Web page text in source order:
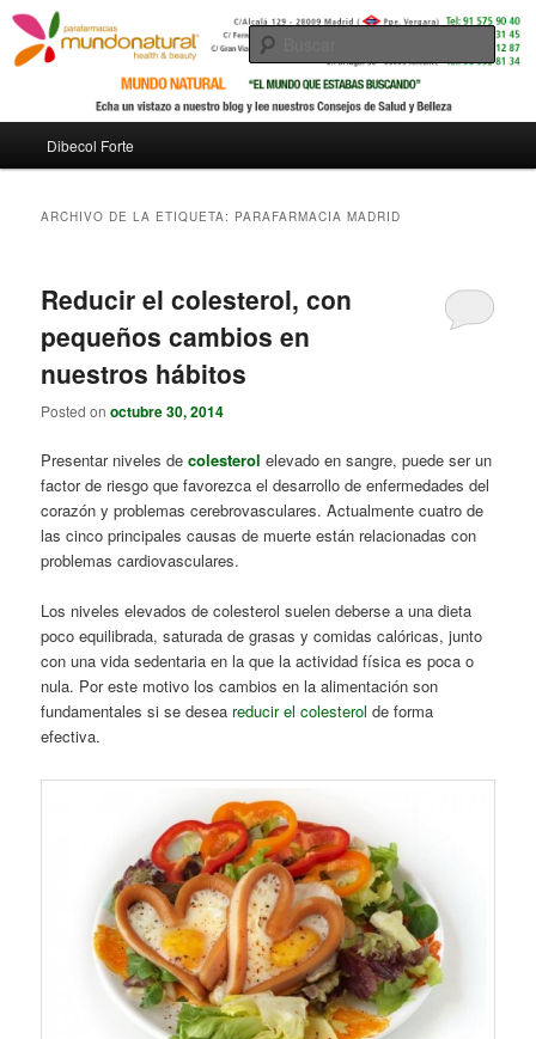
principal
Ir
principal
Ir
secundario
Dibecol Forte
ARCHIVO DE LA ETIQUETA: PARAFARMACIA MADRID
Reducir el colesterol, con
pequeños cambios en
nuestros hábitos
Posted onoctubre 30, 2014
Presentar niveles decolesterol elevado en sangre, puede ser un
factor de riesgo que favorezca el desarrollo de enfermedades del
corazón y problemas cerebrovasculares. Actualmente cuatro de
las cinco principales causas de muerte están relacionadas con
problemas cardiovasculares.
Los niveles elevados de colesterol suelen deberse a una dieta
poco equilibrada, saturada de grasas y comidas calóricas, junto
con una vida sedentaria en la que la actividad física es poca o
nula. Por este motivo los cambios en la alimentación son
fundamentales si se desea reducir el colesterol de forma
efectiva.